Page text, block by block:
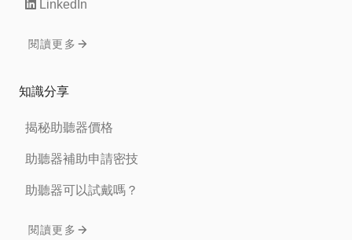
LinkedIn
閱讀更多
知識分享
揭秘助聽器價格
助聽器補助申請密技
助聽器可以試戴嗎？
閱讀更多